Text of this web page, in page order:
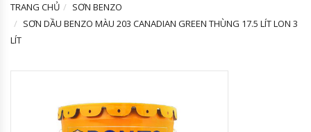
TRANG CHỦ
SƠN BENZO
SƠN DẦU BENZO MÀU 203 CANADIAN GREEN THÙNG 17.5 LÍT LON 3
LÍT